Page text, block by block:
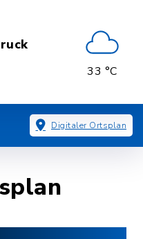
33 °C
Digitaler Ortsplan